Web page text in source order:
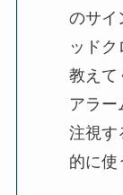
のサイ
ッド
教えて
アラー
注視す
的に使